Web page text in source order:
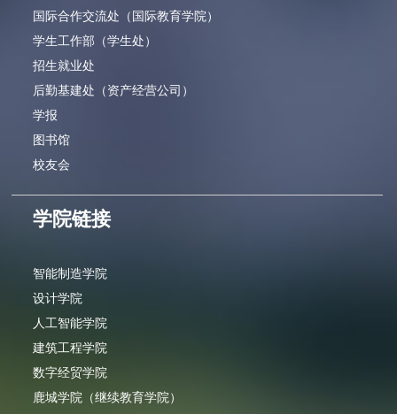
国际合作交流处（国际教育学院）
学生工作部（学生处）
招生就业处
后勤基建处（资产经营公司）
学报
图书馆
校友会
学院链接
智能制造学院
设计学院
人工智能学院
建筑工程学院
数字经贸学院
鹿城学院（继续教育学院）